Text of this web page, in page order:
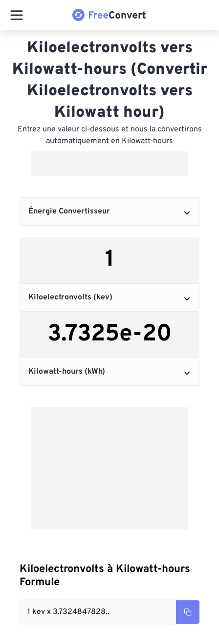
Kiloelectronvolts vers
Kilowatt-hours (Convertir
Kiloelectronvolts vers
Kilowatt hour)
Entrez une valeur ci-dessous et nous la convertirons
automatiquement en Kilowatt-hours
Kiloelectronvolts à Kilowatt-hours
Formule
1 kev x 3.7324847828..